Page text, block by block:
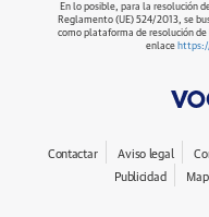
En lo posible, para la resolución
Reglamento (UE) 524/2013, se
como plataforma de resolución
enlace
Contactar Aviso legal
Publicidad